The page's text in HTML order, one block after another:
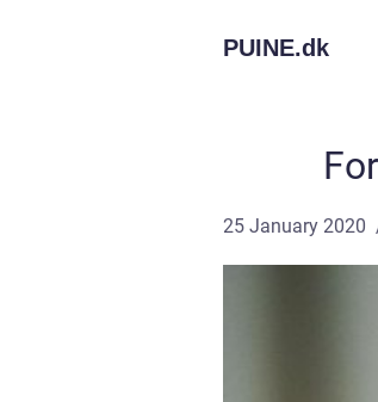
PUINE.dk
25 January 2020